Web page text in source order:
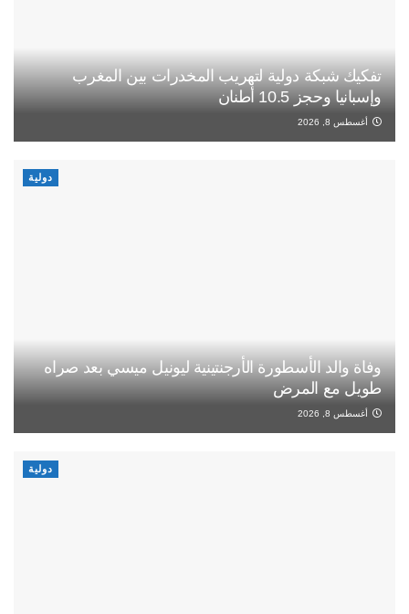
تفكيك شبكة دولية لتهريب المخدرات بين المغرب
وإسبانيا وحجز 10.5 أطنان
أغسطس 8, 2026
دولية
وفاة والد الأسطورة الأرجنتينية ليونيل ميسي بعد صراه
طويل مع المرض
أغسطس 8, 2026
دولية